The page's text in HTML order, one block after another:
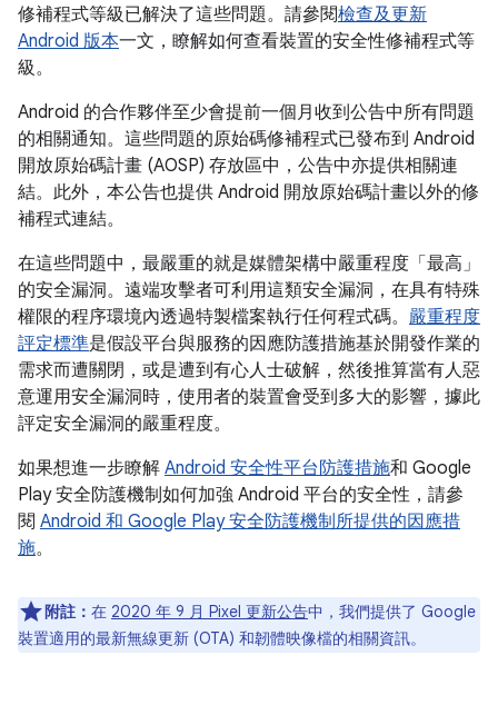
修補程式等級已解決了這些問題。請參閱檢查及更新
Android 版本一文，瞭解如何查看裝置的安全性修補程式等
級。
Android 的合作夥伴至少會提前一個月收到公告中所有問題
的相關通知。這些問題的原始碼修補程式已發布到 Android
開放原始碼計畫 (AOSP) 存放區中，公告中亦提供相關連
結。此外，本公告也提供 Android 開放原始碼計畫以外的修
補程式連結。
在這些問題中，最嚴重的就是媒體架構中嚴重程度「最高」
的安全漏洞。遠端攻擊者可利用這類安全漏洞，在具有特殊
權限的程序環境內透過特製檔案執行任何程式碼。 嚴重程度
評定標準是假設平台與服務的因應防護措施基於開發作業的
需求而遭關閉，或是遭到有心人士破解，然後推算當有人惡
意運用安全漏洞時，使用者的裝置會受到多大的影響，據此
評定安全漏洞的嚴重程度。
如果想進一步瞭解 Android 安全性平台防護措施和 Google
Play 安全防護機制如何加強 Android 平台的安全性，請參
閱 Android 和 Google Play 安全防護機制所提供的因應措
施。
附註： 在 2020 年 9 月 Pixel 更新公告中，我們提供了 Google
裝置適用的最新無線更新 (OTA) 和韌體映像檔的相關資訊。